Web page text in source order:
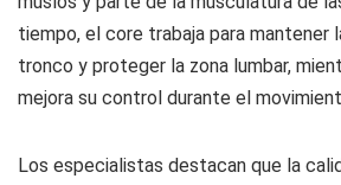
tiempo, el core trabaja para mantener
tronco y proteger la zona lumbar,
mejora su control durante el
Los especialistas destacan que la